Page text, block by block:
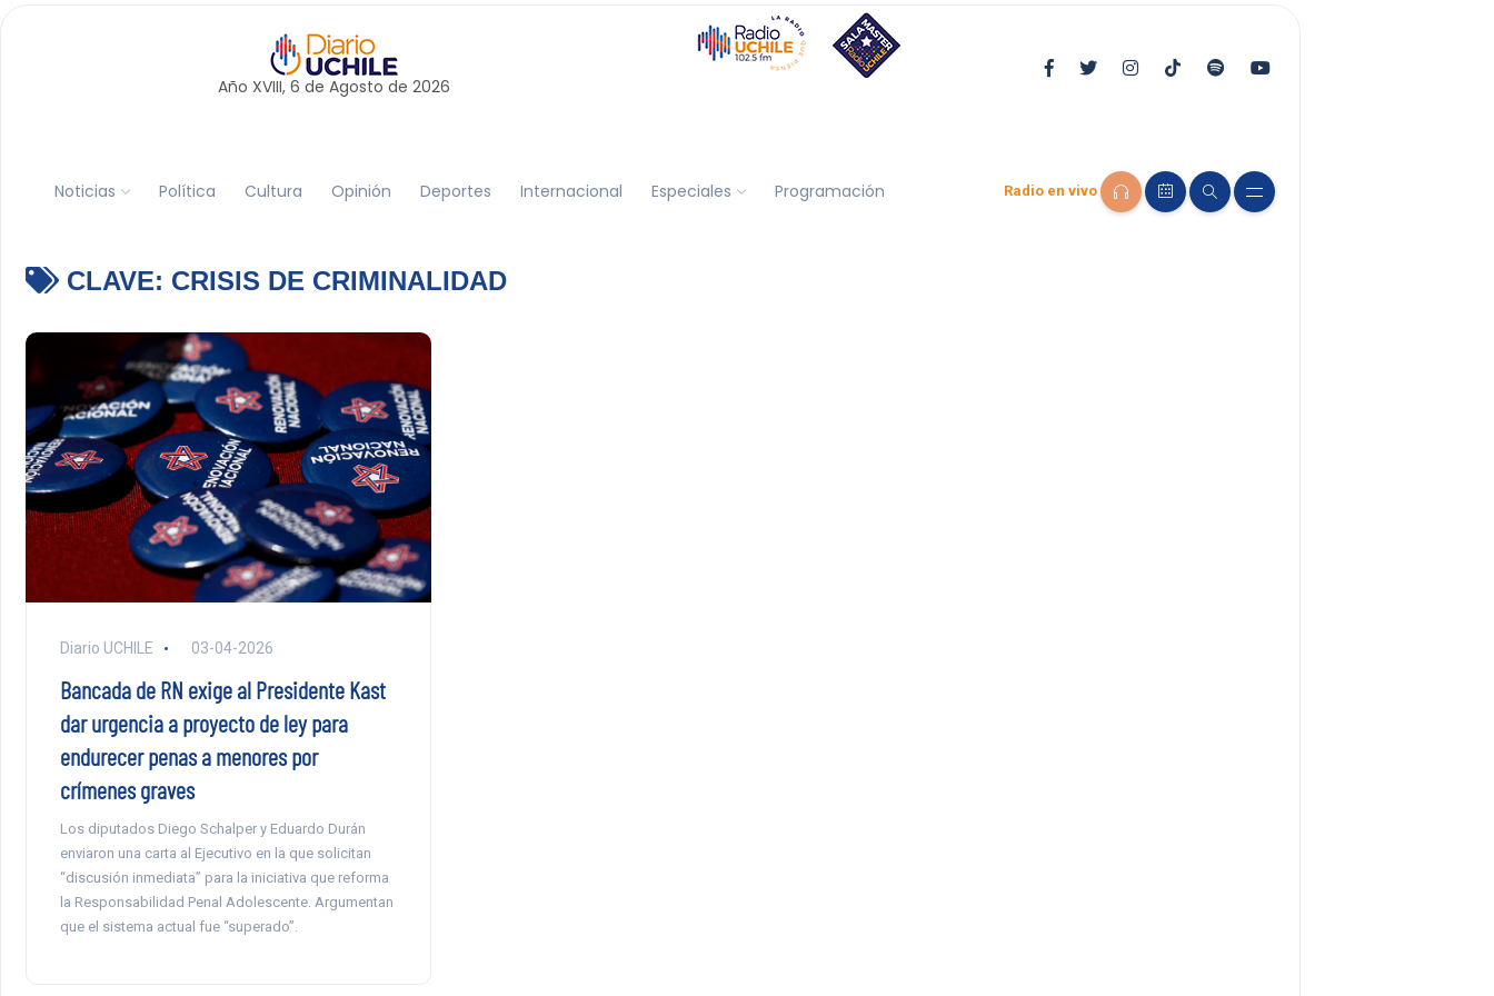
Año XVIII, 6 de Agosto de 2026
Noticias Política Cultura Opinión Deportes Internacional Especiales Programación Radio en vivo
CLAVE: CRISIS DE CRIMINALIDAD
Diario UCHILE 03-04-2026
Bancada de RN exige al Presidente Kast
dar urgencia a proyecto de ley para
endurecer penas a menores por
crímenes graves
Los diputados Diego Schalper y Eduardo Durán
enviaron una carta al Ejecutivo en la que solicitan
“discusión inmediata” para la iniciativa que reforma
la Responsabilidad Penal Adolescente. Argumentan
que el sistema actual fue “superado”.